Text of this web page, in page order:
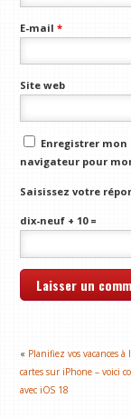
E-mail*
Site web
Enregistrer
navigateur pour
Saisissez votre
dix-neuf + 10 =
« Planifiez vos vacances à
cartes sur iPhone – voici
avec iOS 18